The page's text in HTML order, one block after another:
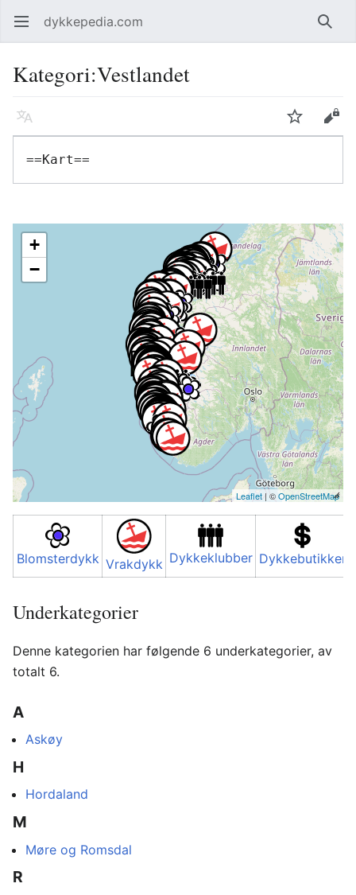
Åpne hovedmenyen dykkepedia.com Søk
Kategori:Vestlandet
Språk Overvåk Rediger
+
−
Leaflet | ©OpenStreetMap
Blomsterdykk Vrakdykk Dykkeklubber Dykkebutikker
Underkategorier
Denne kategorien har følgende 6 underkategorier, av
totalt 6.
A
Askøy
H
Hordaland
M
Møre og Romsdal
R